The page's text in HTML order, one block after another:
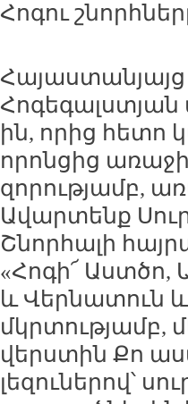
Հոգու
Հայաստանյայց
ին, որից հետո
որոնցից
զորությամբ,
Ավարտենք
Շնորհալի
«Հոգի՜
և Վերնատուն և
մկրտությամբ,
վերստին Քո
լեզուներով՝